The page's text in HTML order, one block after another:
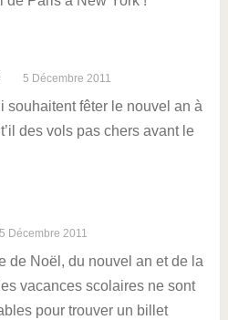
5 Décembre 2011
souhaitent fêter le nouvel an à
des vols pas chers avant le
5 Décembre 2011
de Noël, du nouvel an et de la
vacances scolaires ne sont
pour trouver un billet